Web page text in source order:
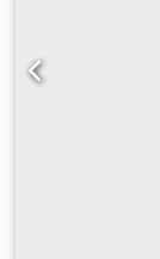
7500 (2024)
12 bares
Máquina de
corte tipo
banda para la